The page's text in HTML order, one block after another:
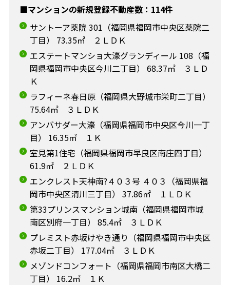
■マンションの新規登録不動産数：114件
サントーア薬院 301（福岡県福岡市中央区薬院二
丁目） 73.35㎡ ２ＬＤＫ
エステートマンショ大濠グランディール 108（福
岡県福岡市中央区今川二丁目） 68.37㎡ ３ＬＤ
Ｋ
ラフィーネ春日原（福岡県大野城市栄町二丁目）
75.64㎡ ３ＬＤＫ
アンバサダー大濠（福岡県福岡市中央区今川一丁
目） 16.35㎡ １Ｋ
室見第1住宅（福岡県福岡市早良区南庄四丁目）
61.9㎡ ２ＬＤＫ
エンクレスト天神南?４０３号 ４０３（福岡県福
岡市中央区清川三丁目） 37.86㎡ １ＬＤＫ
第33プリンスマンション城南（福岡県福岡市城
南区別府一丁目） 85.4㎡ ３ＬＤＫ
プレミスト赤坂けやき通り（福岡県福岡市中央区
赤坂二丁目） 177.04㎡ ３ＬＤＫ
メゾンドコンフォート（福岡県福岡市南区大橋二
丁目） 16.2㎡ １Ｋ